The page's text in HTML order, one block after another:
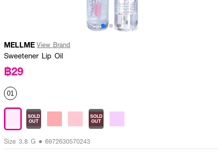
MELLME View Brand
Sweetener Lip Oil
฿29
01
SOLD
OUT
SOLD
OUT
Size 3.8 G • 6972630570243